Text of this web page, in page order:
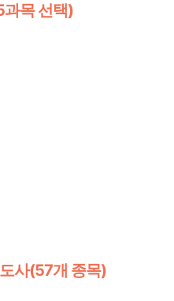
과목 선택)
사(57개 종목)